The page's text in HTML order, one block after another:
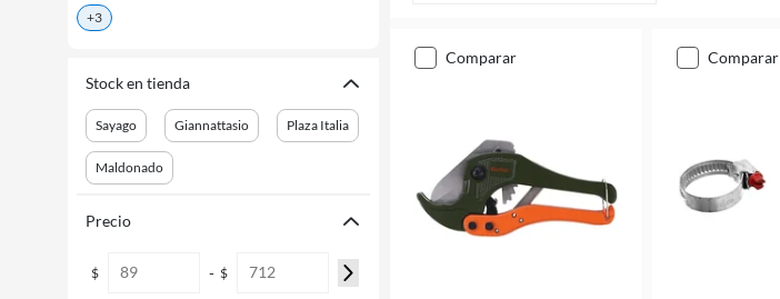
+3
Stock en tienda
Sayago Giannattasio Plaza Italia
Maldonado
Precio
$ - $
comparar comparar